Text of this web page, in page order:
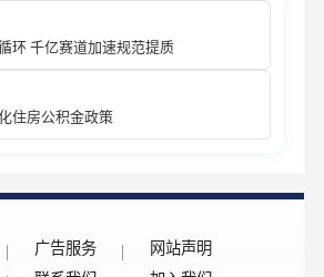
环 千亿赛道加速规范提质
住房公积金政策
广告服务
网站声明